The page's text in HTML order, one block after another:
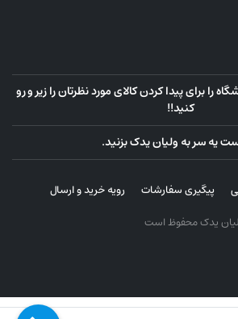
را برای پیدا کردن کالای مورد نظرتان را زیر و رو
کنید!!
یه سر به ولیان یدک بزنید.
پیگیری سفارشات
رویه خرید و ارسال
یدک محفوظ است